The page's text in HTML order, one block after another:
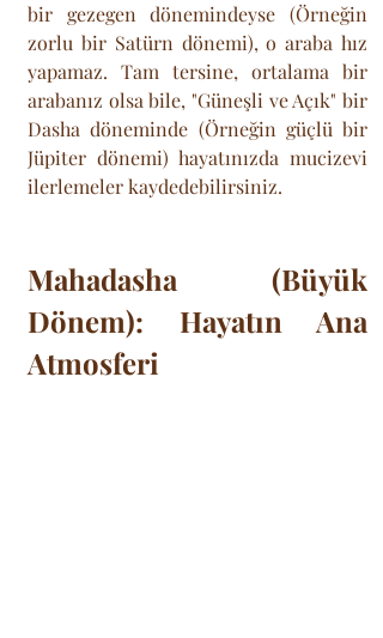
bir gezegen dönemindeyse (Örneğin
zorlu bir Satürn dönemi), o araba hız
yapamaz. Tam tersine, ortalama bir
arabanız olsa bile, "Güneşli ve Açık" bir
Dasha döneminde (Örneğin güçlü bir
Jüpiter dönemi) hayatınızda mucizevi
ilerlemeler kaydedebilirsiniz.
Mahadasha (Büyük
Dönem): Hayatın Ana
Atmosferi